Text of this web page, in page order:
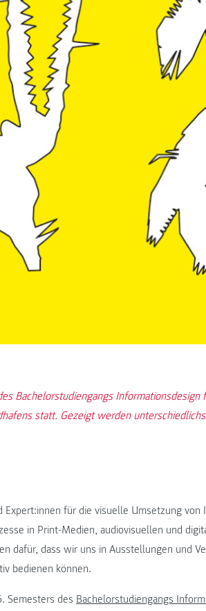
Bachelorstudiengangs Informationsdesign
statt. Gezeigt werden
Expert:innen für die visuelle Umsetzung von
in Print-Medien, audiovisuellen und
dafür, dass wir uns in Ausstellungen und
bedienen können.
Semesters des Bachelorstudiengangs